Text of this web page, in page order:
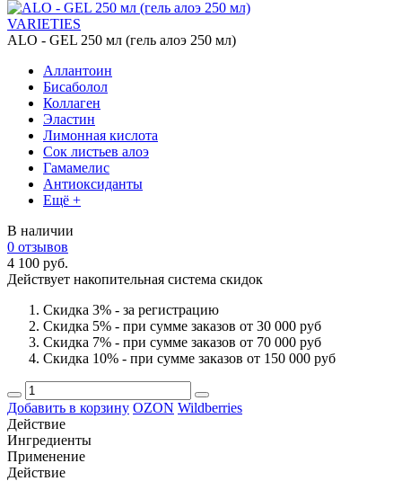
VARIETIES
ALO - GEL 250 мл (гель алоэ 250 мл)
Аллантоин
Бисаболол
Коллаген
Эластин
Лимонная кислота
Сок листьев алоэ
Гамамелис
Антиоксиданты
Ещё +
В наличии
0 отзывов
4 100 руб.
Действует накопительная система скидок
Скидка 3% - за регистрацию
Скидка 5% - при сумме заказов от 30 000 руб
Скидка 7% - при сумме заказов от 70 000 руб
Скидка 10% - при сумме заказов от 150 000 руб
Добавить в корзину OZON Wildberries
Действие
Ингредиенты
Применение
Действие